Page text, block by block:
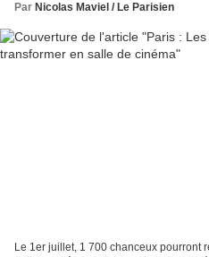
Par Nicolas Maviel / Le Parisien
Le 1er juillet, 1 700 chanceux pourront